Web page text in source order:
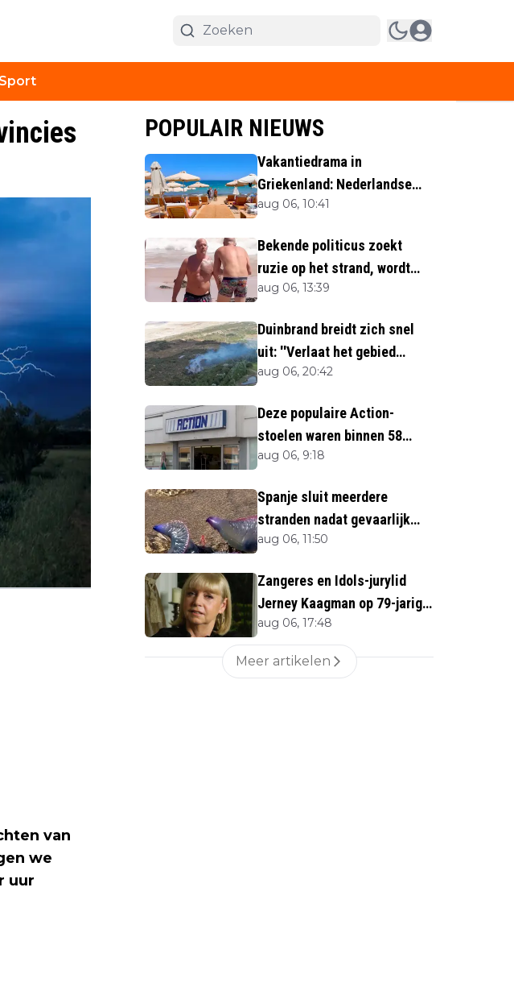
Sport
van
we
uur
POPULAIR NIEUWS
Vakantiedrama in
Griekenland: Nederlandse
(40) omgekomen
aug 06, 10:41
Bekende politicus zoekt
ruzie op het strand, wordt
neergemaaid
aug 06, 13:39
Duinbrand breidt zich snel
uit: ''Verlaat het gebied
direct''
aug 06, 20:42
Deze populaire Action-
stoelen waren binnen 58
minuten uitverkocht zijn
aug 06, 9:18
Spanje sluit meerdere
stranden nadat gevaarlijk
zeedier opduikt
aug 06, 11:50
Zangeres en Idols-jurylid
Jerney Kaagman op 79-jarige
leeftijd overleden
aug 06, 17:48
Meer artikelen